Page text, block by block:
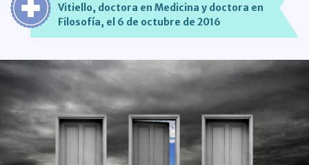
Vitiello, doctora en Medicina y doctora en
Filosofía, el 6 de octubre de 2016